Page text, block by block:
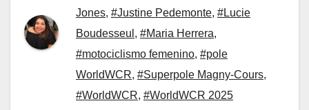
Jones, #Justine Pedemonte, #Lucie
Boudesseul , #Maria Herrera,
#motociclismo femenino, #pole
WorldWCR, #Superpole Magny-Cours,
#WorldWCR, #WorldWCR 2025